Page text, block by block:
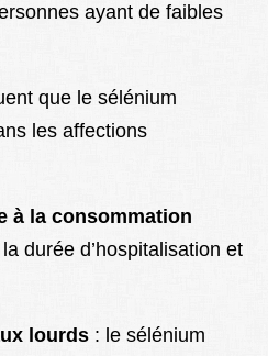
ayant de faibles
que le sélénium
les affections
à la consommation
durée d’hospitalisation et
lourds : le sélénium